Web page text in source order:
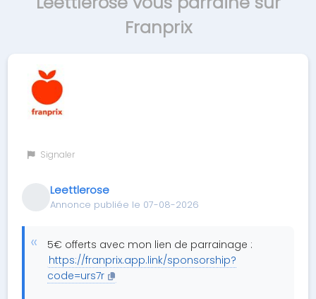
Franprix
Signaler
Leettlerose
Annonce publiée le 07-08-2026
5€ offerts avec mon lien de parrainage :
https://franprix.app.link/sponsorship?
code=urs7r